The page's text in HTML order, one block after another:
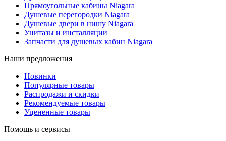
Прямоугольные кабины Niagara
Душевые перегородки Niagara
Душевые двери в нишу Niagara
Унитазы и инсталляции
Запчасти для душевых кабин Niagara
Наши предложения
Новинки
Популярные товары
Распродажи и скидки
Рекомендуемые товары
Уцененные товары
Помощь и сервисы